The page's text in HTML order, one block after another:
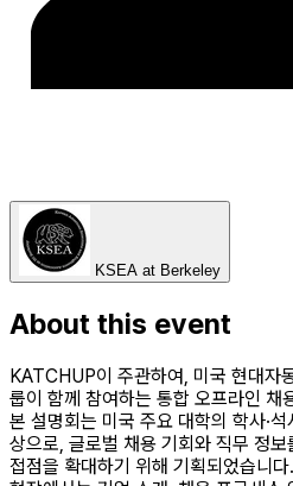
KSEA at Berkeley
About this event
KATCHUP이 주관하여, 미국 현대자
룹이 함께 참여하는 통합 오프라인 채
본 설명회는 미국 주요 대학의 학사·
상으로, 글로벌 채용 기회와 직무 정보
접점을 확대하기 위해 기획되었습니다.